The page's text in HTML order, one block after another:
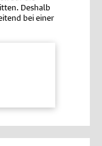
Deshalb
bei einer